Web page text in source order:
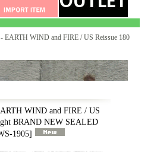
EARTH WIND and FIRE / US Reissue 180
WIND and FIRE / US
BRAND NEW SEALED
1905]